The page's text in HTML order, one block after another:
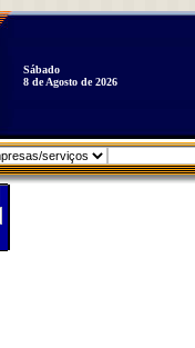
Sábado
8 de Agosto de 2026